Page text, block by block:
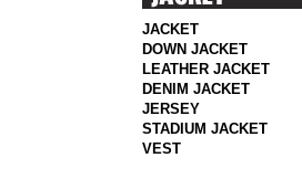
JACKET
DOWN JACKET
LEATHER JACKET
DENIM JACKET
JERSEY
STADIUM JACKET
VEST